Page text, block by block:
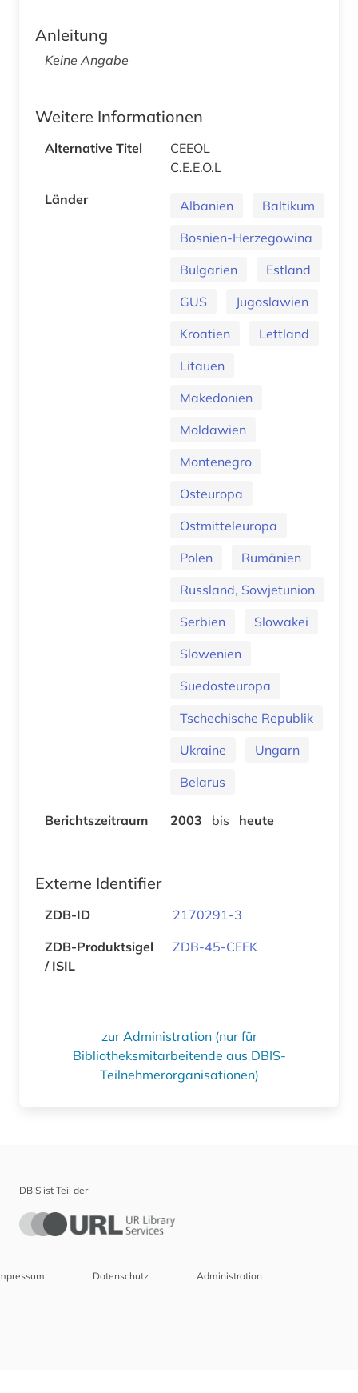
Anleitung
Keine Angabe
Weitere Informationen
Alternative Titel
CEEOL
C.E.E.O.L
Länder
Albanien
Baltikum
Bosnien-Herzegowina
Bulgarien
Estland
GUS
Jugoslawien
Kroatien
Lettland
Litauen
Makedonien
Moldawien
Montenegro
Osteuropa
Ostmitteleuropa
Polen
Rumänien
Russland, Sowjetunion
Serbien
Slowakei
Slowenien
Suedosteuropa
Tschechische Republik
Ukraine
Ungarn
Belarus
Berichtszeitraum 2003 bis heute
Externe Identifier
ZDB-ID
2170291-3
ZDB-Produktsigel
/ ISIL
ZDB-45-CEEK
zur Administration (nur für
Bibliotheksmitarbeitende aus DBIS-
Teilnehmerorganisationen)
DBIS ist Teil der
Datenschutz Administration